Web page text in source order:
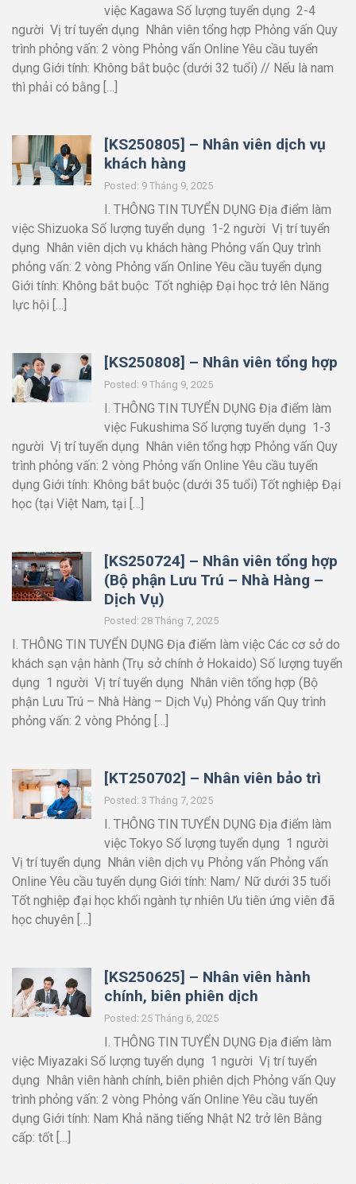
việc Kagawa Số lượng tuyển dụng 2-4
người Vị trí tuyển dụng Nhân viên tổng hợp Phỏng vấn Quy
trình phỏng vấn: 2 vòng Phỏng vấn Online Yêu cầu tuyển
dụng Giới tính: Không bắt buộc (dưới 32 tuổi) // Nếu là nam
thì phải có bằng […]
[KS250805] – Nhân viên dịch vụ
khách hàng
Posted: 9 Tháng 9, 2025
I. THÔNG TIN TUYỂN DỤNG Địa điểm làm
việc Shizuoka Số lượng tuyển dụng 1-2 người Vị trí tuyển
dụng Nhân viên dịch vụ khách hàng Phỏng vấn Quy trình
phỏng vấn: 2 vòng Phỏng vấn Online Yêu cầu tuyển dụng
Giới tính: Không bắt buộc Tốt nghiệp Đại học trở lên Năng
lực hội […]
[KS250808] – Nhân viên tổng hợp
Posted: 9 Tháng 9, 2025
I. THÔNG TIN TUYỂN DỤNG Địa điểm làm
việc Fukushima Số lượng tuyển dụng 1-3
người Vị trí tuyển dụng Nhân viên tổng hợp Phỏng vấn Quy
trình phỏng vấn: 2 vòng Phỏng vấn Online Yêu cầu tuyển
dụng Giới tính: Không bắt buộc (dưới 35 tuổi) Tốt nghiệp Đại
học (tại Việt Nam, tại […]
[KS250724] – Nhân viên tổng hợp
(Bộ phận Lưu Trú – Nhà Hàng –
Dịch Vụ)
Posted: 28 Tháng 7, 2025
I. THÔNG TIN TUYỂN DỤNG Địa điểm làm việc Các cơ sở do
khách sạn vận hành (Trụ sở chính ở Hokaido) Số lượng tuyển
dụng 1 người Vị trí tuyển dụng Nhân viên tổng hợp (Bộ
phận Lưu Trú – Nhà Hàng – Dịch Vụ) Phỏng vấn Quy trình
phỏng vấn: 2 vòng Phỏng […]
[KT250702] – Nhân viên bảo trì
Posted: 3 Tháng 7, 2025
I. THÔNG TIN TUYỂN DỤNG Địa điểm làm
việc Tokyo Số lượng tuyển dụng 1 người
Vị trí tuyển dụng Nhân viên dịch vụ Phỏng vấn Phỏng vấn
Online Yêu cầu tuyển dụng Giới tính: Nam/ Nữ dưới 35 tuổi
Tốt nghiệp đại học khối ngành tự nhiên Ưu tiên ứng viên đã
học chuyên […]
[KS250625] – Nhân viên hành
chính, biên phiên dịch
Posted: 25 Tháng 6, 2025
I. THÔNG TIN TUYỂN DỤNG Địa điểm làm
việc Miyazaki Số lượng tuyển dụng 1 người Vị trí tuyển
dụng Nhân viên hành chính, biên phiên dịch Phỏng vấn Quy
trình phỏng vấn: 2 vòng Phỏng vấn Online Yêu cầu tuyển
dụng Giới tính: Nam Khả năng tiếng Nhật N2 trở lên Bằng
cấp: tốt […]